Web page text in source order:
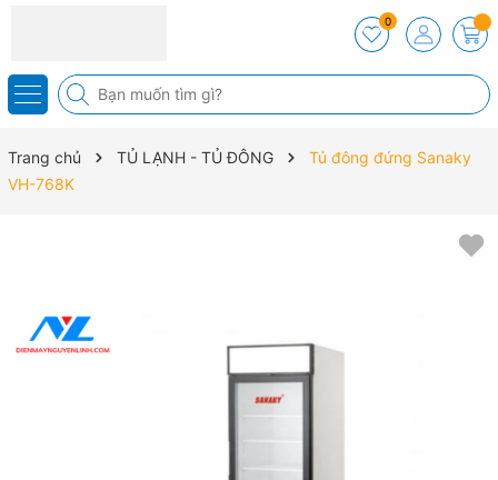
0
Trang chủ TỦ LẠNH - TỦ ĐÔNG
Tủ đông đứng Sanaky
VH-768K